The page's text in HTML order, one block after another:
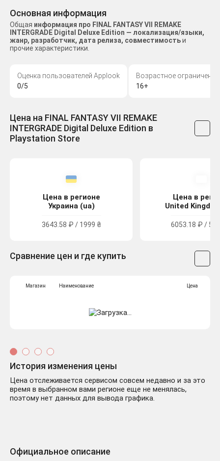
Основная информация
Общая информация про FINAL FANTASY VII REMAKE
INTERGRADE Digital Deluxe Edition — локализация/языки,
жанр, разработчик, дата релиза, совместимостьи
прочие характеристики.
Оценка пользователей Applook
0/5
Возрастное ограничение
16+
Цена на FINAL FANTASY VII REMAKE
INTERGRADE Digital Deluxe Edition в
Playstation Store
Цена в регионе
Украина (ua)
3643.58 ₽ / 1999 ₴
Цена в
United
6053.18 ₽ /
Сравнение цен и где купить
Магазин Наименование Цена
История изменения цены
Цена отслеживается сервисом совсем недавно и за это
время в выбранном вами регионе еще не менялась,
поэтому нет данных для вывода графика.
Официальное описание